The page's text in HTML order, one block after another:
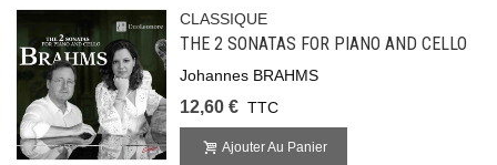
CLASSIQUE
THE 2 SONATAS FOR PIANO AND CELLO
Johannes BRAHMS
12,60 € TTC
Ajouter Au Panier